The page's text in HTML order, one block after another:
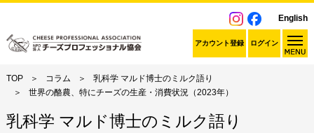
English
アカウント登録 ログイン
TOP コラム
乳科学 マルド博士のミルク語り
世界の酪農、特にチーズの生産・消費状況（2023年）
乳科学 マルド博士のミルク語り